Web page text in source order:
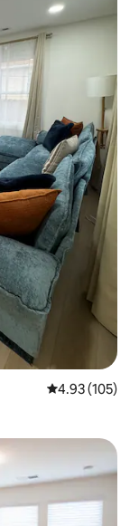
평점 4.93점(5
4.93 (105)